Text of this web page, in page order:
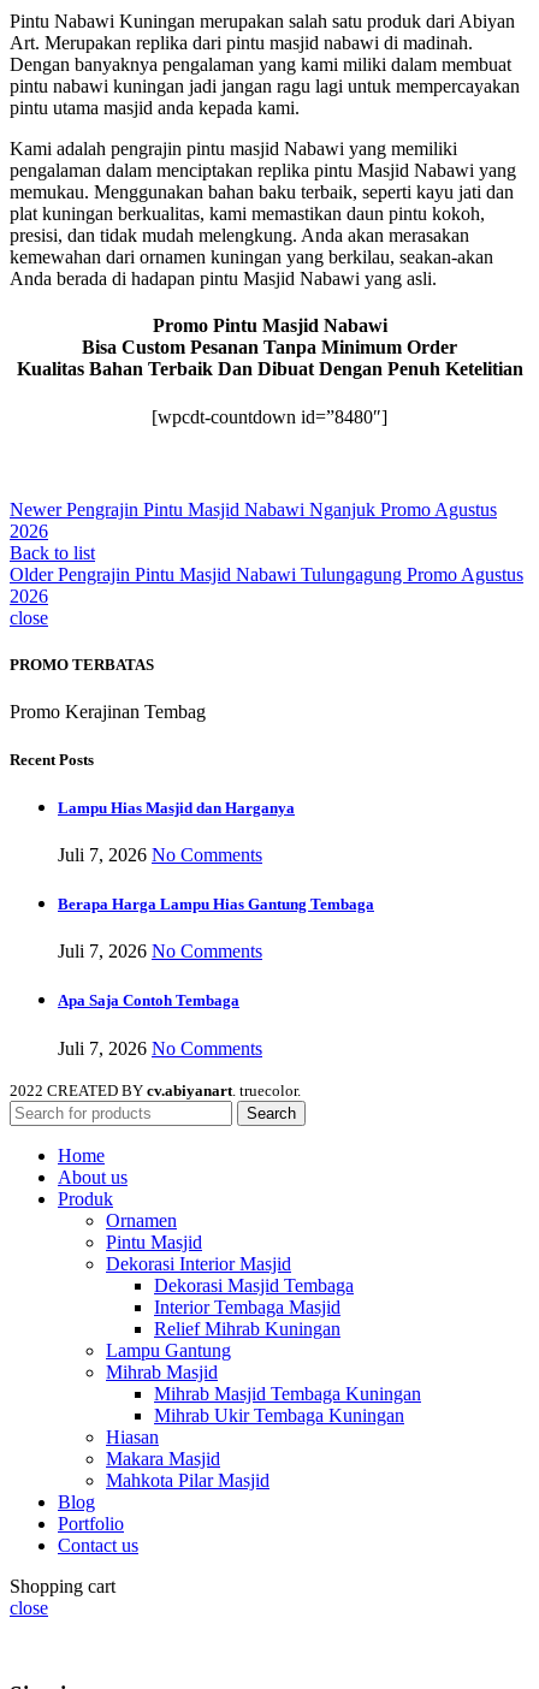
Pintu Nabawi Kuningan merupakan salah satu produk dari Abiyan
Art. Merupakan replika dari pintu masjid nabawi di madinah.
Dengan banyaknya pengalaman yang kami miliki dalam membuat
pintu nabawi kuningan jadi jangan ragu lagi untuk mempercayakan
pintu utama masjid anda kepada kami.
Kami adalah pengrajin pintu masjid Nabawi yang memiliki
pengalaman dalam menciptakan replika pintu Masjid Nabawi yang
memukau. Menggunakan bahan baku terbaik, seperti kayu jati dan
plat kuningan berkualitas, kami memastikan daun pintu kokoh,
presisi, dan tidak mudah melengkung. Anda akan merasakan
kemewahan dari ornamen kuningan yang berkilau, seakan-akan
Anda berada di hadapan pintu Masjid Nabawi yang asli.
Promo Pintu Masjid Nabawi
Bisa Custom Pesanan Tanpa Minimum Order
Kualitas Bahan Terbaik Dan Dibuat Dengan Penuh Ketelitian
[wpcdt-countdown id=”8480″]
Newer Pengrajin Pintu Masjid Nabawi Nganjuk Promo Agustus
2026
Back to list
Older Pengrajin Pintu Masjid Nabawi Tulungagung Promo Agustus
2026
close
PROMO TERBATAS
Promo Kerajinan Tembag
Recent Posts
Lampu Hias Masjid dan Harganya
Juli 7, 2026 No Comments
Berapa Harga Lampu Hias Gantung Tembaga
Juli 7, 2026 No Comments
Apa Saja Contoh Tembaga
Juli 7, 2026 No Comments
2022 CREATED BY cv.abiyanart . truecolor.
Search
Home
About us
Produk
Ornamen
Pintu Masjid
Dekorasi Interior Masjid
Dekorasi Masjid Tembaga
Interior Tembaga Masjid
Relief Mihrab Kuningan
Lampu Gantung
Mihrab Masjid
Mihrab Masjid Tembaga Kuningan
Mihrab Ukir Tembaga Kuningan
Hiasan
Makara Masjid
Mahkota Pilar Masjid
Blog
Portfolio
Contact us
Shopping cart
close